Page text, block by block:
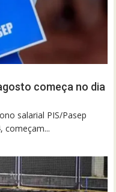
começa no dia
salarial PIS/Pasep
começam...